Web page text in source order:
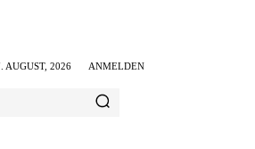
AUGUST, 2026 ANMELDEN